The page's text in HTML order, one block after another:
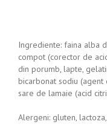
Ingrediente: faina alba
compot (corector de
din porumb, lapte,
bicarbonat sodiu (agent
sare de lamaie (acid
Alergeni: gluten,